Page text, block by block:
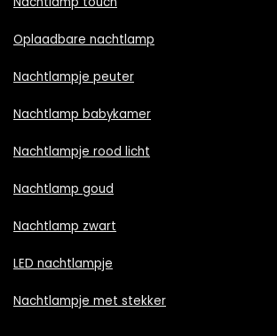
Oplaadbare nachtlamp
Nachtlampje peuter
Nachtlamp babykamer
Nachtlampje rood licht
Nachtlamp goud
Nachtlamp zwart
LED nachtlampje
Nachtlampje met stekker